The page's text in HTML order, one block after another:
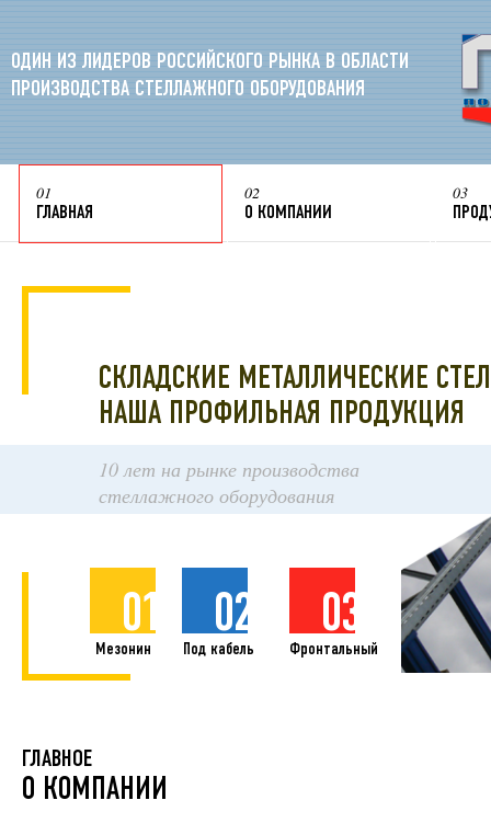
ОДИН ИЗ ЛИДЕРОВ РОССИЙСКОГО РЫНКА В ОБЛАСТИ
ПРОИЗВОДСТВА СТЕЛЛАЖНОГО ОБОРУДОВАНИЯ
01
ГЛАВНАЯ
02
О КОМПАНИИ
03
СКЛАДСКИЕ МЕТАЛЛИЧЕСКИЕ
НАША ПРОФИЛЬНАЯ ПРОДУКЦИЯ
01
Мезонин
02
Под кабель
03
Фронтальный
10 лет на рынке производства
стеллажного оборудования
ГЛАВНОЕ
О КОМПАНИИ